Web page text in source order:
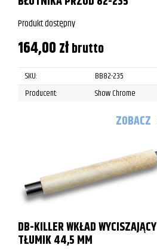
Produkt dostępny
164,00złbrutto
SKU:
BB82-235
Producent:
Show Chrome
ZOBACZ
DB-KILLER WKŁAD WYCISZAJĄCY
TŁUMIK 44,5 MM